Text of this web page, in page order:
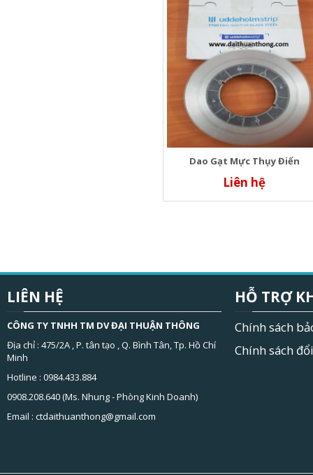
Dao Gạt Mực Thụy Điển
Liên hệ
LIÊN HỆ
CÔNG TY TNHH TM DV ĐẠI THUẬN THÔNG
Địa chỉ : 475/2A , P. tân tạo , Q. Bình Tân, Tp. Hồ Chí
Minh
Hotline : 0984.433.884
0908.208.640 (Ms. Nhung - Phòng Kinh Doanh)
Email : ctdaithuanthong@gmail.com
HỖ TRỢ
Chính sách
Chính sách